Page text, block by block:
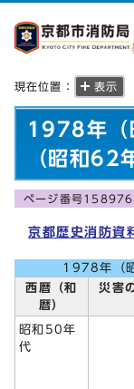
現在位置： 表示
1978年（
（昭和62
ページ番号158976
京都歴史消防資
1978年（
西暦（和
暦）
災害
昭和50年
代